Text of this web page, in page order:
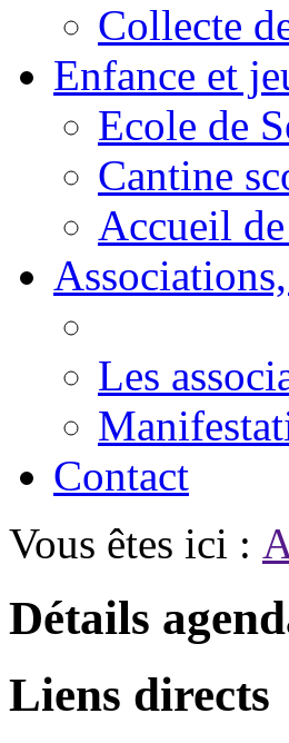
Collecte
Enfance et
Ecole de
Cantine
Accueil
Les
Contact
Vous êtes ici :
Détails
Liens directs